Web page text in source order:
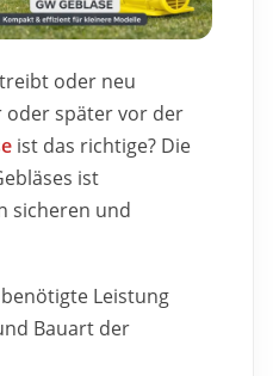
oder neu
später vor der
ist das richtige? Die
ist
sicheren und
Leistung
Bauart der